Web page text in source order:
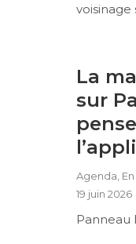
La
sur
Agenda
19 juin 2026
Panneau